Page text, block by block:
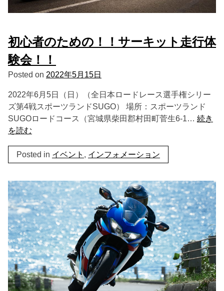
初心者のための！！サーキット走行体
験会！！
Posted on 2022年5月15日
2022年6月5日（日）（全日本ロードレース選手権シリー
ズ第4戦スポーツランドSUGO） 場所：スポーツランド
SUGOロードコース（宮城県柴田郡村田町菅生6-1… 続き
を読む
Posted in イベント , インフォメーション